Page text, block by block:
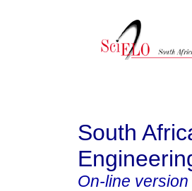
South
On-line version